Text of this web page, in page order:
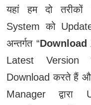
यहां हम दो
System को
अन्तर्गत “Download
Latest Version
Download करते हैं
Manager